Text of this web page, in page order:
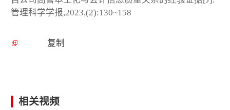
管理科学学报,2023,(2):130~158
复制
相关视频